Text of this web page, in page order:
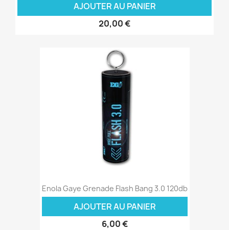
AJOUTER AU PANIER
20,00 €
Enola Gaye Grenade Flash Bang 3.0 120db
AJOUTER AU PANIER
6,00 €